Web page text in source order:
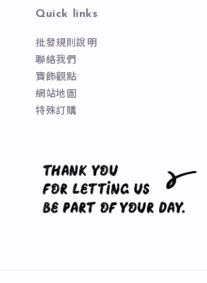
Quick links
批發規則說明
聯絡我們
寶飾觀點
網站地圖
特殊訂購